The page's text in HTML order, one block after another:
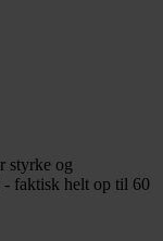
styrke og
faktisk helt op til 60